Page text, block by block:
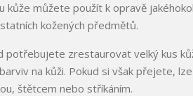
kůže můžete použít k opravě
kožených předmětů.
potřebujete zrestaurovat velký kus
na kůži. Pokud si však přejete,
štětcem nebo stříkáním.